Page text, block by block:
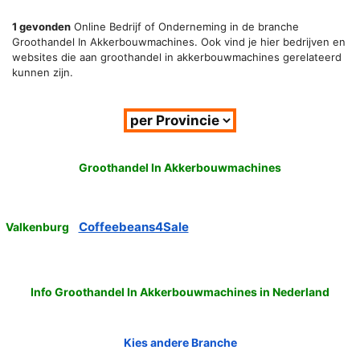
1 gevonden Online Bedrijf of Onderneming in de branche
Groothandel In Akkerbouwmachines. Ook vind je hier bedrijven en
websites die aan groothandel in akkerbouwmachines gerelateerd
kunnen zijn.
Groothandel In Akkerbouwmachines
Valkenburg Coffeebeans4Sale
Info Groothandel In Akkerbouwmachines in Nederland
Kies andere Branche